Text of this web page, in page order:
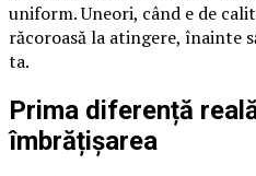
uniform. Uneori, când e de
răcoroasă la atingere, înainte
ta.
Prima diferență
îmbrățișarea